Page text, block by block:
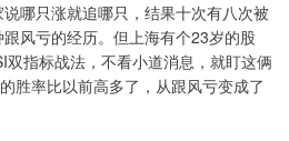
哪只涨就追哪只，结果十次有八次被
风亏的经历。但上海有个23岁的股
双指标战法，不看小道消息，就盯这俩
胜率比以前高多了，从跟风亏变成了